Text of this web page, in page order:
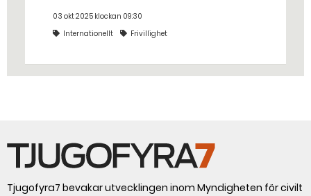
sjukvårdare varvade terapi med att
hoppa fallskärm och prova
Det finaste är när de börjar öppna
03 okt 2025 klockan 09:30
Internationellt
Frivillighet
Tjugofyra7 bevakar utvecklingen inom Myndigheten för civilt